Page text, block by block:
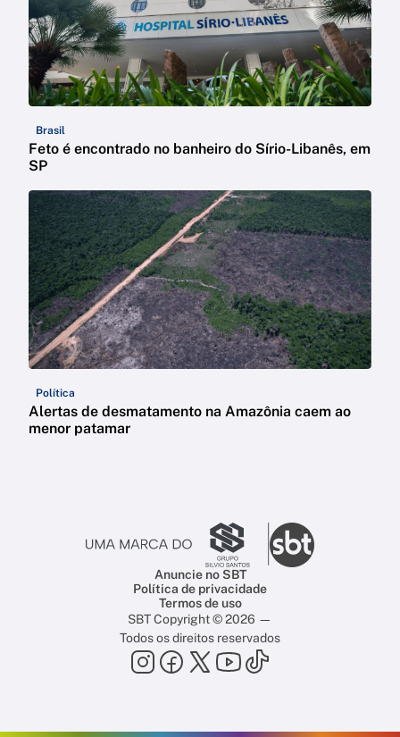
Brasil
Feto é encontrado no banheiro do Sírio-Libanês, em
SP
Política
Alertas de desmatamento na Amazônia caem ao
menor patamar
Anuncie no SBT
Política de privacidade
Termos de uso
SBT Copyright © 2026 —
Todos os direitos reservados